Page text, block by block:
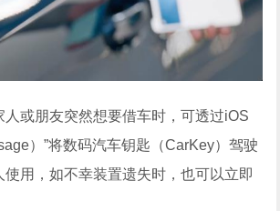
人或朋友突然想要借车时，可透过iOS
）”将数码汽车钥匙（CarKey）驾驶
使用，如不幸装置遗失时，也可以立即